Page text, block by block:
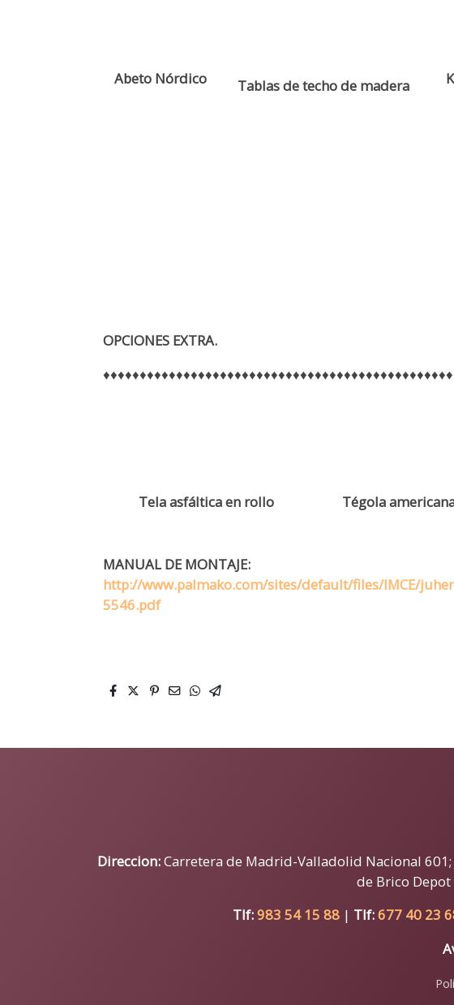
Abeto Nórdico Tablas de techo de madera
OPCIONES EXTRA.
Tela asfáltica en rollo Tégola
MANUAL DE MONTAJE:
http://www.palmako.com/sites/default/files/IMCE/
5546.pdf
Direccion:Carretera de Madrid-Valladolid Nacional
de Brico
Tlf:983 54 15 88| Tlf:677 40 23